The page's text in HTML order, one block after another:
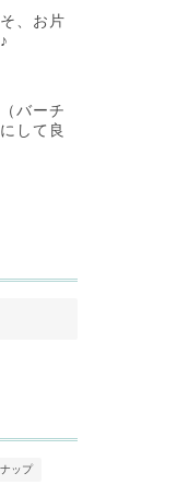
、お片
バーチ
して良
ップ